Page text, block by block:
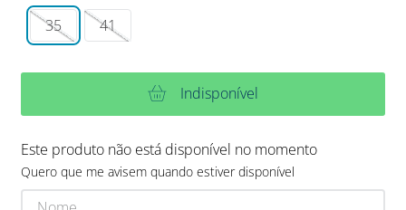
35 41
Indisponível
Este produto não está disponível no momento
Quero que me avisem quando estiver disponível